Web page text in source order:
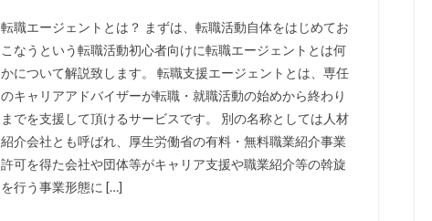
転職エージェントとは？ まずは、転職活動自体をはじめてお
こなうという転職活動初心者向けに転職エージェントとは何
かについて解説致します。 転職支援エージェントとは、専任
のキャリアアドバイザーが転職・就職活動の始めから終わり
までを支援して頂けるサービスです。 別の名称としては人材
紹介会社とも呼ばれ、厚生労働省の有料・無料職業紹介事業
許可を得た会社や団体等がキャリア支援や職業紹介等の斡旋
を行う事業形態に […]